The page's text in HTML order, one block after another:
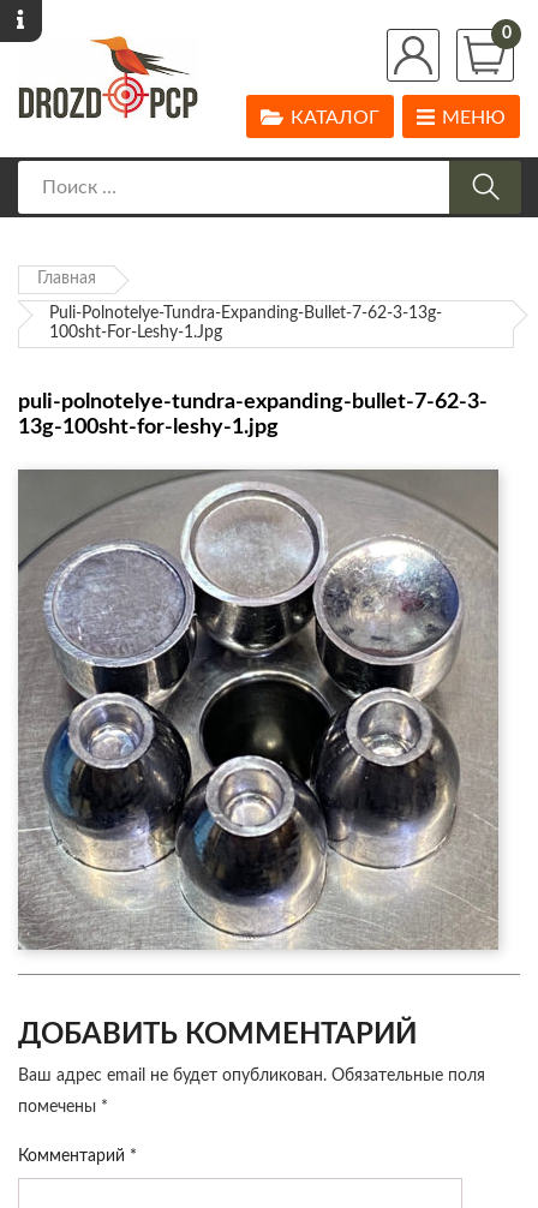
0
МЕНЮ
КАТАЛОГ
Главная
Puli-Polnotelye-Tundra-Expanding-Bullet-7-62-3-13g-
100sht-For-Leshy-1.jpg
puli-polnotelye-tundra-expanding-bullet-7-62-3-
13g-100sht-for-leshy-1.jpg
ДОБАВИТЬ КОММЕНТАРИЙ
Ваш адрес email не будет опубликован. Обязательные поля
помечены *
Комментарий *